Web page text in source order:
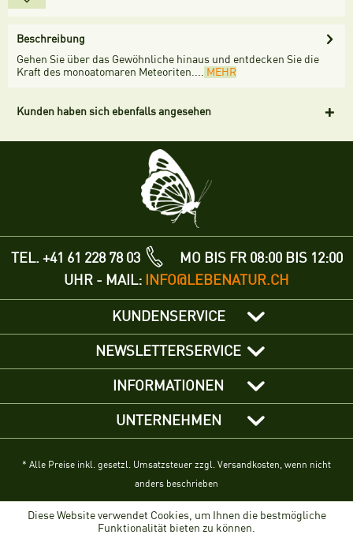
Beschreibung
Gehen Sie über das Gewöhnliche hinaus und entdecken Sie die
Kraft des monoatomaren Meteoriten.... MEHR
Kunden haben sich ebenfalls angesehen
TEL. +41 61 228 78 03
MO BIS FR 08:00 BIS 12:00
UHR - MAIL: INFO@LEBENATUR.CH
KUNDENSERVICE
NEWSLETTERSERVICE
INFORMATIONEN
UNTERNEHMEN
* Alle Preise inkl. gesetzl. Umsatzsteuer zzgl. Versandkosten, wenn nicht
anders beschrieben
Diese Website verwendet Cookies, um Ihnen die bestmögliche
Funktionalität bieten zu können.